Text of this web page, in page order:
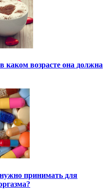
каком возрасте она должна
принимать для